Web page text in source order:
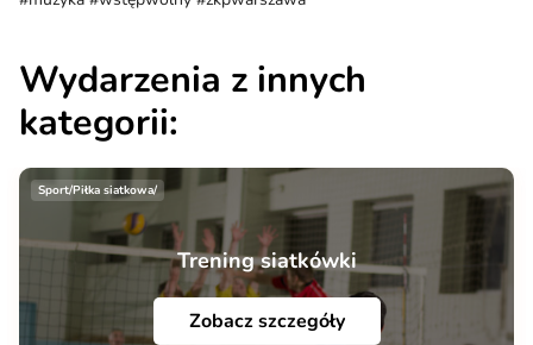
Wydarzenia z innych
kategorii:
Sport/Piłka siatkowa/
Trening siatkówki
Zobacz szczegóły